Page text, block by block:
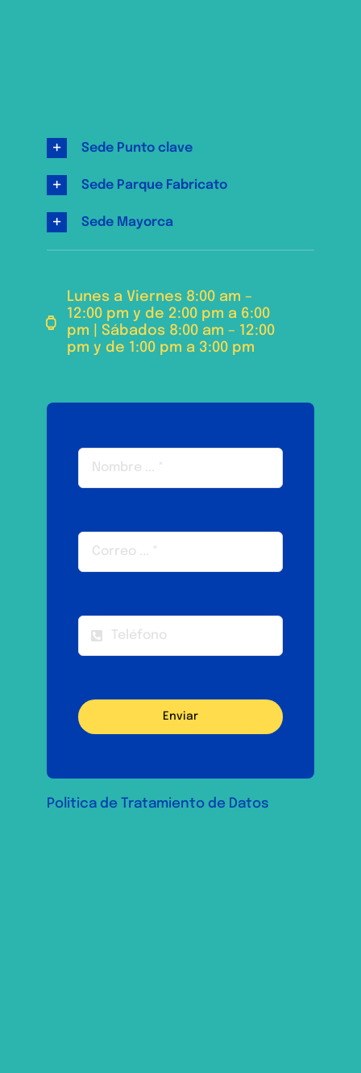
Sede Punto clave
Sede Parque Fabricato
Sede Mayorca
Lunes a Viernes 8:00 am –
12:00 pm y de 2:00 pm a 6:00
pm | Sábados 8:00 am – 12:00
pm y de 1:00 pm a 3:00 pm
Enviar
Politica de Tratamiento de Datos